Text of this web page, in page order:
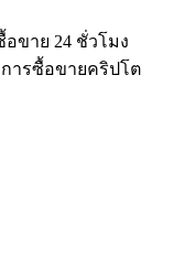
ขาย 24 ชั่วโมง
ารซื้อขายคริปโต